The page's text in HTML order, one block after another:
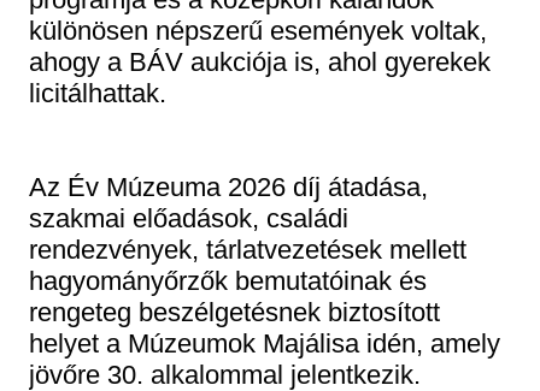
különösen népszerű események voltak,
ahogy a BÁV aukciója is, ahol gyerekek
licitálhattak.
Az Év Múzeuma 2026 díj átadása,
szakmai előadások, családi
rendezvények, tárlatvezetések mellett
hagyományőrzők bemutatóinak és
rengeteg beszélgetésnek biztosított
helyet a Múzeumok Majálisa idén, amely
jövőre 30. alkalommal jelentkezik.